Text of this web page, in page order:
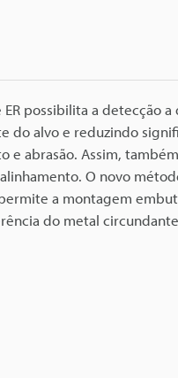
ER possibilita a detecção
do alvo e reduzindo
e abrasão. Assim,
O novo
a montagem
do metal